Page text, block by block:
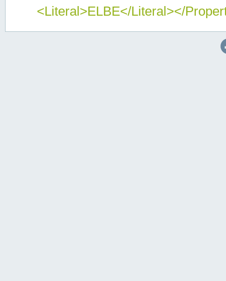
<Literal>ELBE</Literal></